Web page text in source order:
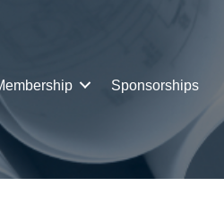
Sponsorships